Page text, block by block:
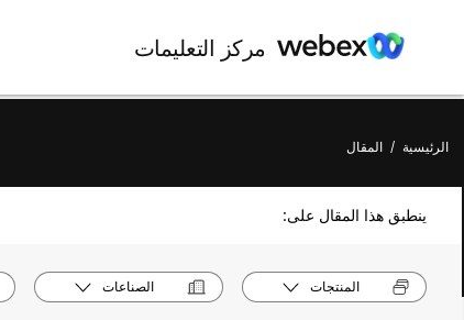
مركز التعليمات
الرئيسية / المقال
ينطبق هذا المقال على:
المنتجات الصناعات